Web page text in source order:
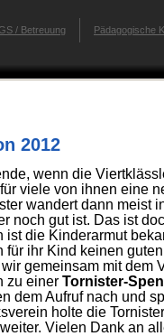
/ Betreuung Pädagogische
2012
wenn die
viele von ihnen eine
wandert dann meist
noch gut ist. Das ist
ist die Kinderarmut
für ihr Kind keinen
gemeinsam mit dem
zu einer Tornister-
dem Aufruf nach und
holte die
Vielen Dank an